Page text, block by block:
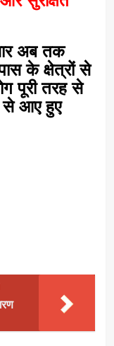
अब तक
के क्षेत्रों से
पूरी तरह से
से आए हुए